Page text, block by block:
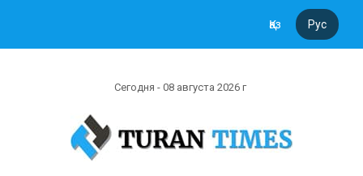
Қаз Рус
Сегодня - 08 августа 2026 г